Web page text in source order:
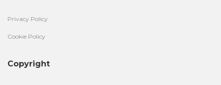
Privacy Policy
Cookie Policy
Copyright